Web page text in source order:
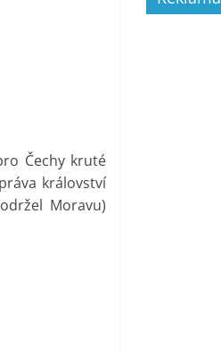
Čechy kruté
království
Moravu)